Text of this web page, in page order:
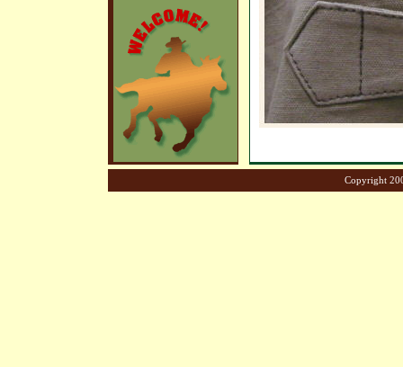
Copyright